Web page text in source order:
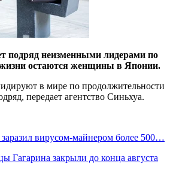
подряд неизменными лидерами по
остаются женщины в Японии.
в мире по продолжительности
передает агентство Синьхуа.
вирусом-майнером более 500…
Гагарина закрыли до конца августа